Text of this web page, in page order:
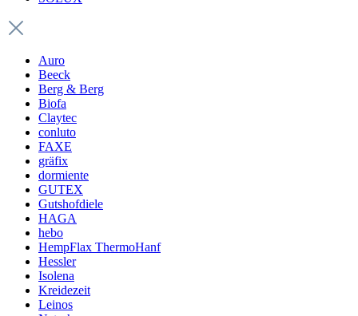
Auro
Beeck
Berg & Berg
Biofa
Claytec
conluto
FAXE
gräfix
dormiente
GUTEX
Gutshofdiele
HAGA
hebo
HempFlax ThermoHanf
Hessler
Isolena
Kreidezeit
Leinos